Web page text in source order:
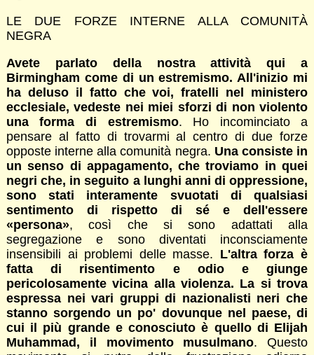
LE DUE FORZE INTERNE ALLA COMUNITÀ
NEGRA
Avete parlato della nostra attività qui a
Birmingham come di un estremismo. All'inizio mi
ha deluso il fatto che voi, fratelli nel ministero
ecclesiale, vedeste nei miei sforzi di non violento
una forma di estremismo. Ho incominciato a
pensare al fatto di trovarmi al centro di due forze
opposte interne alla comunità negra. Una consiste in
un senso di appagamento, che troviamo in quei
negri che, in seguito a lunghi anni di oppressione,
sono stati interamente svuotati di qualsiasi
sentimento di rispetto di sé e dell'essere
«persona», così che si sono adattati alla
segregazione e sono diventati inconsciamente
insensibili ai problemi delle masse. L'altra forza è
fatta di risentimento e odio e giunge
pericolosamente vicina alla violenza. La si trova
espressa nei vari gruppi di nazionalisti neri che
stanno sorgendo un po' dovunque nel paese, di
cui il più grande e conosciuto è quello di Elijah
Muhammad, il movimento musulmano. Questo